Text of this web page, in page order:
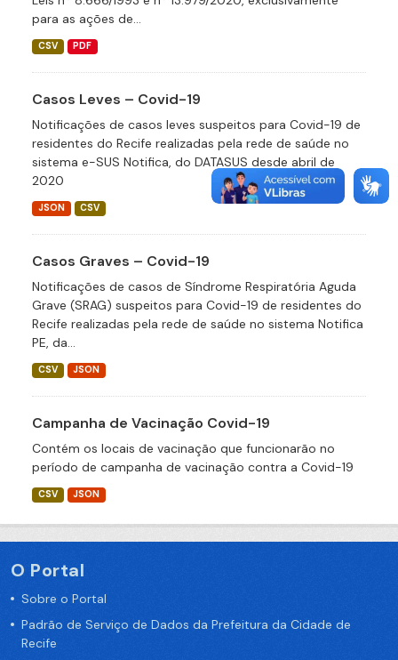
para as ações de...
CSV PDF
Casos Leves – Covid-19
Notificações de casos leves suspeitos para Covid-19 de
residentes do Recife realizadas pela rede de saúde no
sistema e-SUS Notifica, do DATASUS desde abril de
2020
JSON CSV
Casos Graves – Covid-19
Notificações de casos de Síndrome Respiratória Aguda
Grave (SRAG) suspeitos para Covid-19 de residentes do
Recife realizadas pela rede de saúde no sistema Notifica
PE, da...
CSV JSON
Campanha de Vacinação Covid-19
Contém os locais de vacinação que funcionarão no
período de campanha de vacinação contra a Covid-19
CSV JSON
O Portal
Sobre o Portal
Padrão de Serviço de Dados da Prefeitura da Cidade de
Recife